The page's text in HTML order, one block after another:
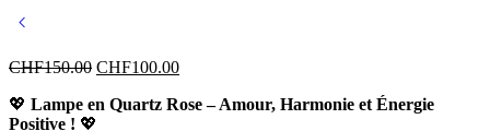
CHF150.00 CHF100.00
💖 Lampe en Quartz Rose – Amour, Harmonie et Énergie
Positive ! 💖